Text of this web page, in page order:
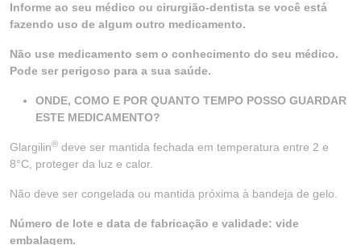
Informe ao seu médico ou cirurgião-dentista se você está
fazendo uso de algum outro medicamento.
Não use medicamento sem o conhecimento do seu médico.
Pode ser perigoso para a sua saúde.
ONDE, COMO E POR QUANTO TEMPO POSSO GUARDAR
ESTE MEDICAMENTO?
Glargilin® deve ser mantida fechada em temperatura entre 2 e
8°C, proteger da luz e calor.
Não deve ser congelada ou mantida próxima à bandeja de gelo.
Número de lote e data de fabricação e validade: vide
embalagem.